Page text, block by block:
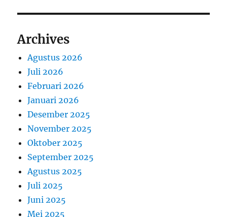
Archives
Agustus 2026
Juli 2026
Februari 2026
Januari 2026
Desember 2025
November 2025
Oktober 2025
September 2025
Agustus 2025
Juli 2025
Juni 2025
Mei 2025